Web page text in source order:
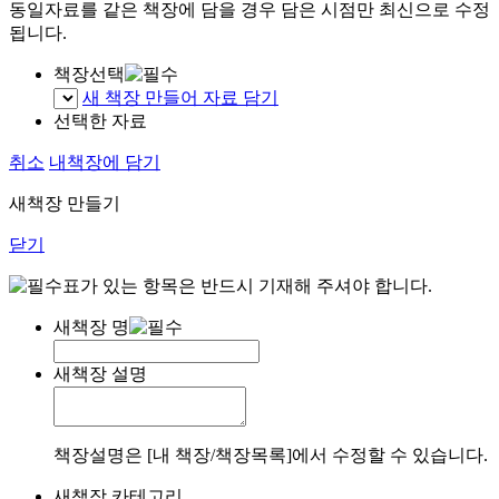
동일자료를 같은 책장에 담을 경우 담은 시점만 최신으로 수정
됩니다.
책장선택
새 책장 만들어 자료 담기
선택한 자료
취소 내책장에 담기
새책장 만들기
닫기
표가 있는 항목은 반드시 기재해 주셔야 합니다.
새책장 명
새책장 설명
책장설명은 [내 책장/책장목록]에서 수정할 수 있습니다.